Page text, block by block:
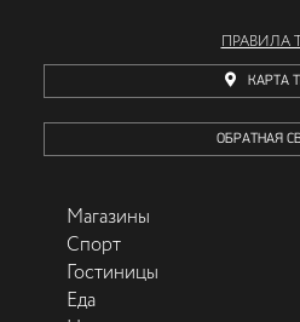
ПРАВИЛА
КАРТА
ОБРАТНАЯ
Магазины
Спорт
Гостиницы
Еда